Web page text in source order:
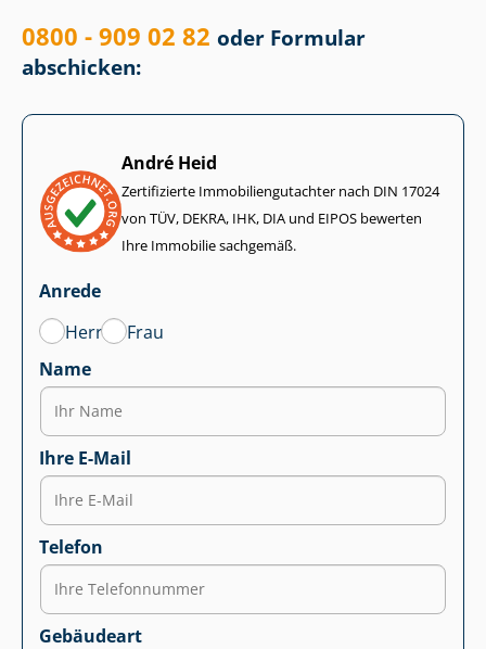
0800 - 909 02 82 oder Formular
abschicken:
André Heid
Zertifizierte Im­mo­bi­li­en­gut­ach­ter nach DIN 17024
von TÜV, DEKRA, IHK, DIA und EIPOS bewerten
Ihre Immobilie sachgemäß.
Anrede
Herr
Frau
Name
Ihre E-Mail
Telefon
Gebäudeart